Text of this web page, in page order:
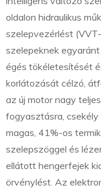
oldalon hidraulikus
szelepvezérlést
szelepeknek
égés tökéletesítését
korlátozását célzó,
az új motor nagy
fogyasztásra,
magas, 41%-os
szelepszöggel és
ellátott hengerfejek
örvénylést. Az